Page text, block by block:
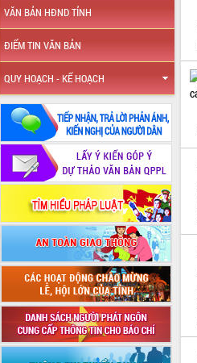
VĂN BẢN HĐND TỈNH
ĐIỂM TIN VĂN BẢN
QUY HOẠCH - KẾ HOẠCH